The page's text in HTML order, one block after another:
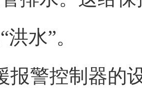
水”。
报警控制器的